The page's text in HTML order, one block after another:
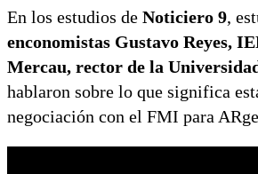
En los estudios de Noticiero 9,
enconomistas Gustavo Reyes,
Mercau, rector de la
hablaron sobre lo que significa
negociación con el FMI para